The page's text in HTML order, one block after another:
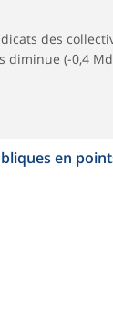
des
diminue (-0,4
en